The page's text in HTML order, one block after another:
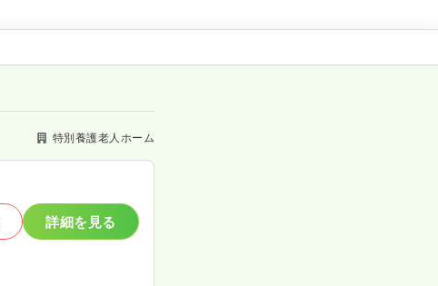
特別養護老人ホーム
詳細を見る